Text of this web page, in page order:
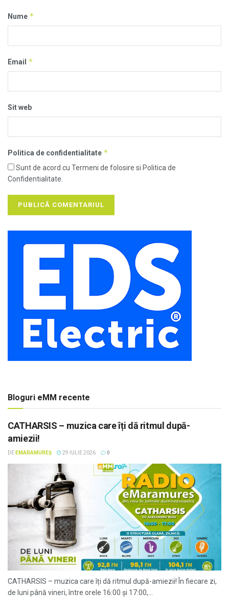
Nume *
Email *
Sit web
Politica de confidentialitate *
Sunt de acord cu Termeni de folosire si Politica de
Confidentialitate.
Bloguri eMM recente
CATHARSIS – muzica care îți dă ritmul după-
amiezii!
DE EMARAMUREȘ 29 IULIE 2026 0
CATHARSIS – muzica care îți dă ritmul după-amiezii! În fiecare zi,
de luni până vineri, între orele 16:00 și 17:00,...